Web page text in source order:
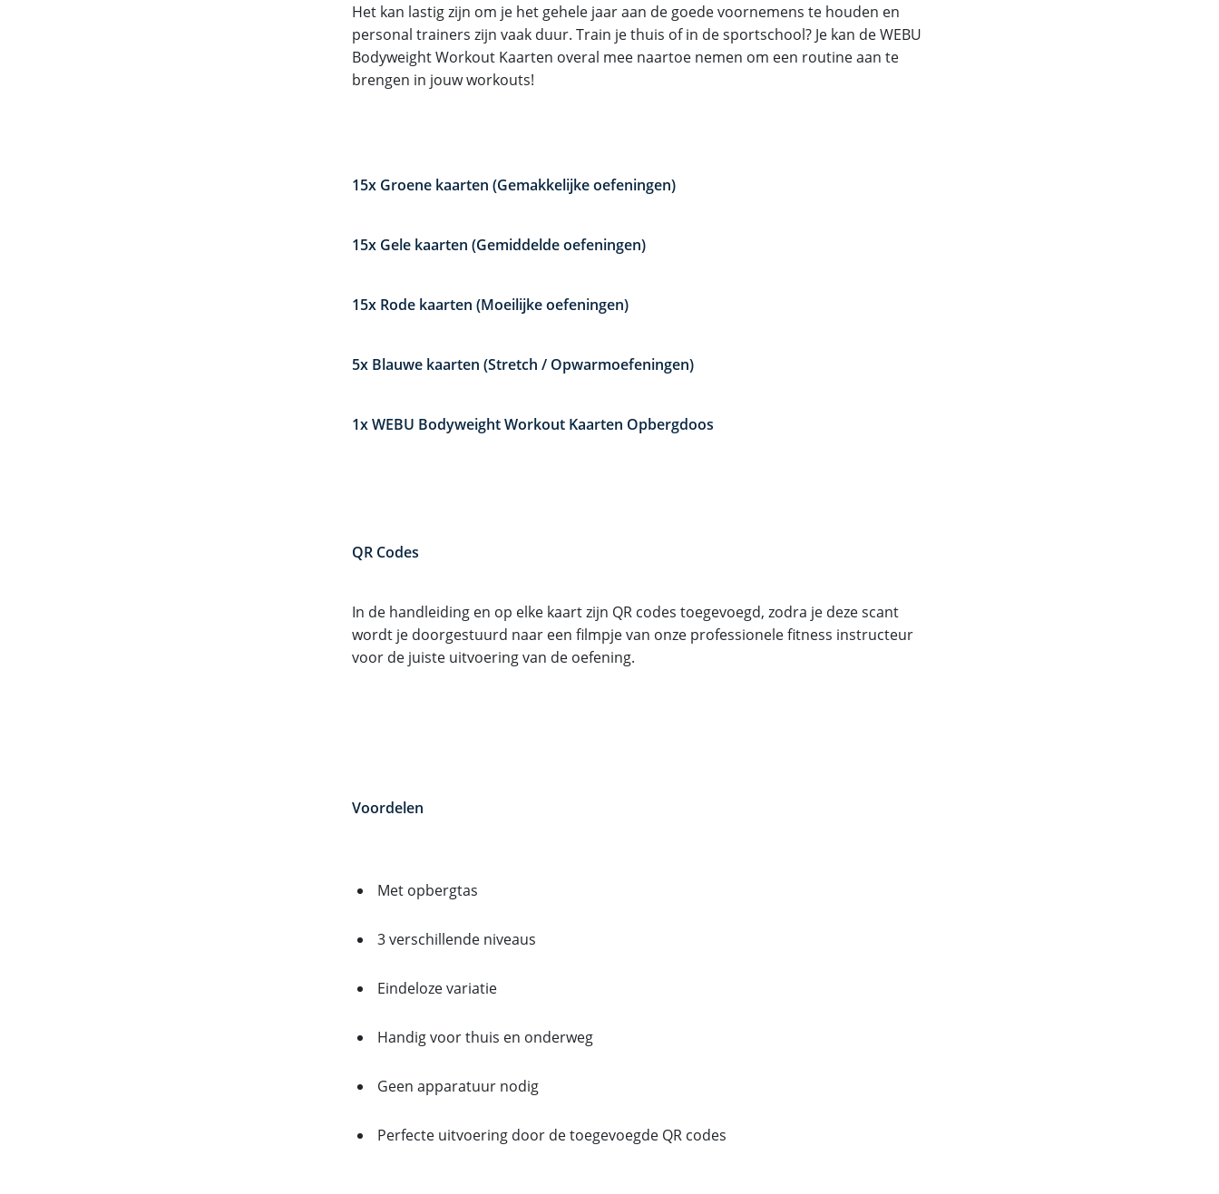
Het kan lastig zijn om je het gehele jaar aan de goede voornemens te houden en
personal trainers zijn vaak duur. Train je thuis of in de sportschool? Je kan de WEBU
Bodyweight Workout Kaarten overal mee naartoe nemen om een routine aan te
brengen in jouw workouts!
15x Groene kaarten (Gemakkelijke oefeningen)
15x Gele kaarten (Gemiddelde oefeningen)
15x Rode kaarten (Moeilijke oefeningen)
5x Blauwe kaarten (Stretch / Opwarmoefeningen)
1x WEBU Bodyweight Workout Kaarten Opbergdoos
QR Codes
In de handleiding en op elke kaart zijn QR codes toegevoegd, zodra je deze scant
wordt je doorgestuurd naar een filmpje van onze professionele fitness instructeur
voor de juiste uitvoering van de oefening.
Voordelen
Met opbergtas
3 verschillende niveaus
Eindeloze variatie
Handig voor thuis en onderweg
Geen apparatuur nodig
Perfecte uitvoering door de toegevoegde QR codes